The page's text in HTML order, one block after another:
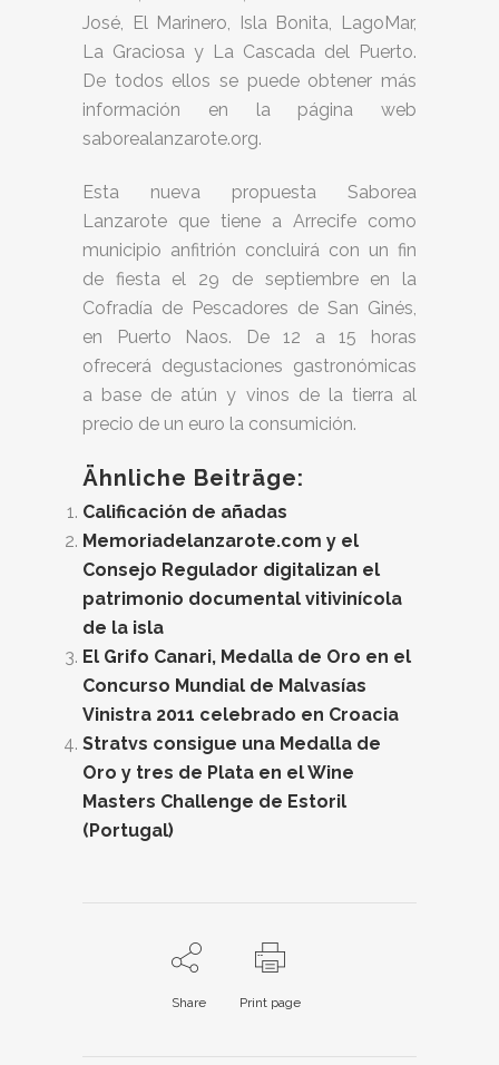
José, El Marinero, Isla Bonita, LagoMar,
La Graciosa y La Cascada del Puerto.
De todos ellos se puede obtener más
información en la página web
saborealanzarote.org.
Esta nueva propuesta Saborea
Lanzarote que tiene a Arrecife como
municipio anfitrión concluirá con un fin
de fiesta el 29 de septiembre en la
Cofradía de Pescadores de San Ginés,
en Puerto Naos. De 12 a 15 horas
ofrecerá degustaciones gastronómicas
a base de atún y vinos de la tierra al
precio de un euro la consumición.
Ähnliche Beiträge:
Calificación de añadas
Memoriadelanzarote.com y el
Consejo Regulador digitalizan el
patrimonio documental vitivinícola
de la isla
El Grifo Canari, Medalla de Oro en el
Concurso Mundial de Malvasías
Vinistra 2011 celebrado en Croacia
Stratvs consigue una Medalla de
Oro y tres de Plata en el Wine
Masters Challenge de Estoril
(Portugal)
Share Print page